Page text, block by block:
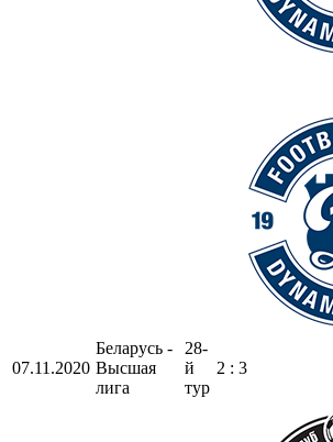
07.11.2020
Беларусь -
Высшая
лига
28-
й
тур
2 : 3